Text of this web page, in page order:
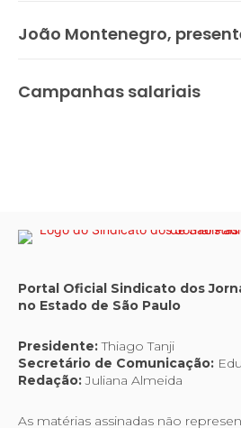
João Montenegro,
Campanhas salariais
Portal Oficial Sindicato dos
no Estado de São Paulo
Presidente:Thiago Tanji
Secretário de Comunicação:
Redação:Juliana Almeida
As matérias assinadas não